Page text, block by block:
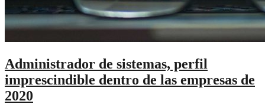
Administrador de sistemas, perfil
imprescindible dentro de las empresas de
2020